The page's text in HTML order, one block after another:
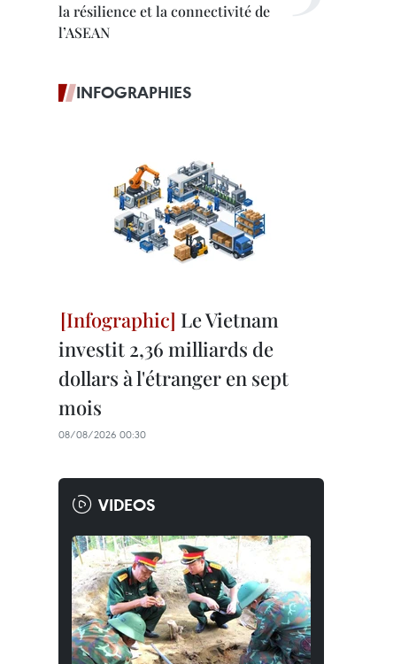
la résilience et la connectivité de
l’ASEAN
INFOGRAPHIES
Le Vietnam
investit 2,36 milliards de
dollars à l'étranger en sept
mois
08/08/2026 00:30
VIDEOS